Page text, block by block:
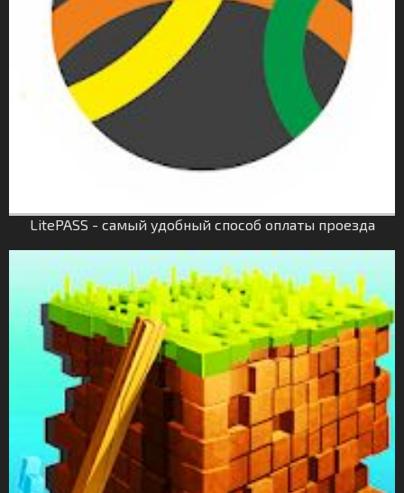
LitePASS - самый удобный способ оплаты проезда